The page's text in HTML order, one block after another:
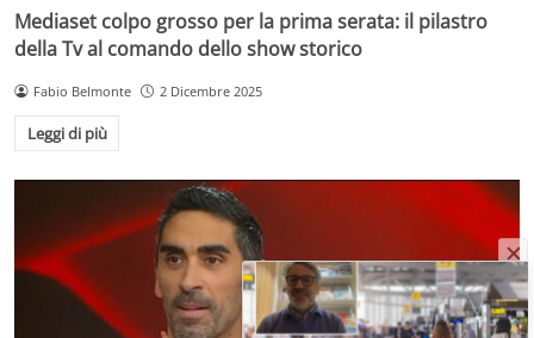
Mediaset colpo grosso per la prima serata: il pilastro
della Tv al comando dello show storico
Fabio Belmonte 2 Dicembre 2025
Leggi di più